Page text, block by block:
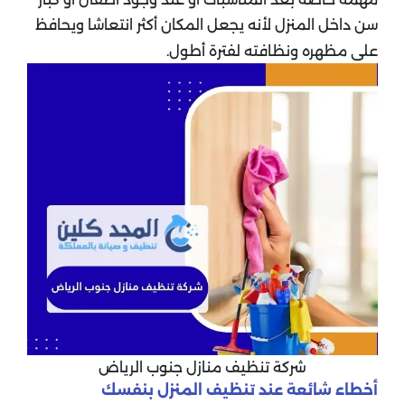
سن داخل المنزل لأنه يجعل المكان أكثر انتعاشا ويحافظ
على مظهره ونظافته لفترة أطول.
شركة تنظيف منازل جنوب الرياض
أخطاء شائعة عند تنظيف المنزل بنفسك